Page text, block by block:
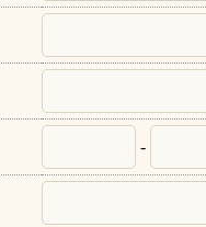
-